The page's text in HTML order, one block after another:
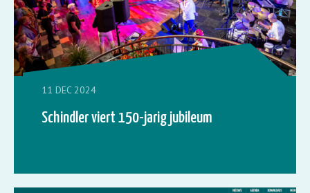
11 DEC 2024
Schindler viert 150-jarig jubileum